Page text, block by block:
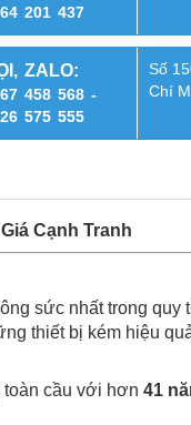
201 437
ZALO:
458 568 -
575 555
Số
Chí
Cạnh Tranh
sức nhất trong quy
thiết bị kém hiệu
toàn cầu với hơn 41